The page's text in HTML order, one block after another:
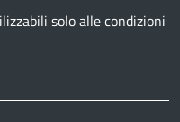
solo alle condizioni